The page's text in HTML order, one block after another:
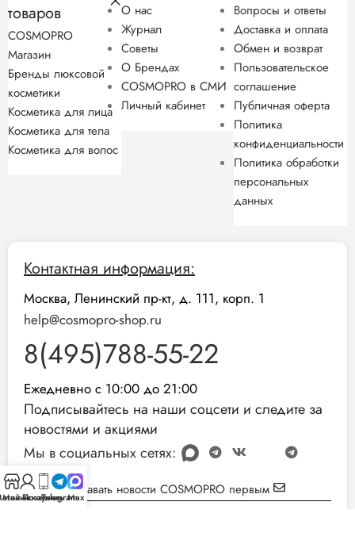
товаров
COSMOPRO
Магазин
Бренды люксовой
косметики
Косметика для лица
Косметика для тела
Косметика для волос
О нас
Журнал
Советы
О Брендах
COSMOPRO в СМИ
Личный кабинет
Вопросы и ответы
Доставка и оплата
Обмен и возврат
Пользовательское
соглашение
Публичная оферта
Политика
конфиденциальности
Политика обработки
персональных
данных
Контактная информация:
Москва, Ленинский пр-кт, д. 111, корп. 1
help@cosmopro-shop.ru
8(495)788-55-22
Ежедневно с 10:00 до 21:00
Подписывайтесь на наши соцсети и следите за
новостями и акциями
Мы в социальных сетях:
Узнавать новости COSMOPRO первым
Мой аккаунт
Позвонить
Telegram
Max